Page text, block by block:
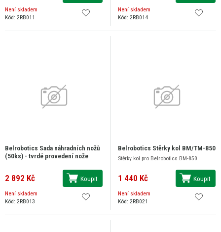
Není skladem
Kód: 2RB011
Není skladem
Kód: 2RB014
Belrobotics Sada náhradních nožů
(50ks) - tvrdé provedení nože
2 892 Kč Koupit
Není skladem
Kód: 2RB013
Belrobotics Stěrky kol BM/TM-850
Stěrky kol pro Belrobotics BM-850
1 440 Kč Koupit
Není skladem
Kód: 2RB021